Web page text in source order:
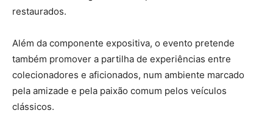
restaurados.
Além da componente expositiva, o evento pretende
também promover a partilha de experiências entre
colecionadores e aficionados, num ambiente marcado
pela amizade e pela paixão comum pelos veículos
clássicos.